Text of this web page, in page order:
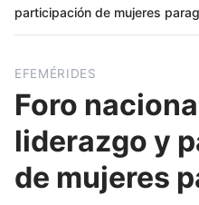
participación de mujeres
EFEMÉRIDES
Foro
liderazgo y
de mujeres